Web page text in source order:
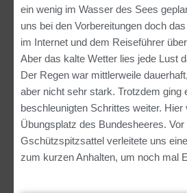
ein wenig im Wasser des Sees
uns bei den Vorbereitungen doch
im Internet und dem Reiseführer
Aber das kalte Wetter lies jede Lust
Der Regen war mittlerweile
aber nicht sehr stark. Trotzdem ging
beschleunigten Schrittes weiter.
Übungsplatz des Bundesheeres.
Gschützspitzsattel verleitete uns
zum kurzen Anhalten, um noch mal